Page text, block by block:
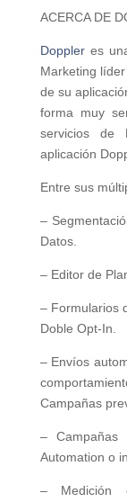
ACERCA DE
Doppleres
Marketing
de su
forma muy
servicios de
aplicación
Entre sus
–
Datos.
– Editor de
– Formularios
Doble Opt-In.
– Envíos
Campañas
–
Automation o
– Medición